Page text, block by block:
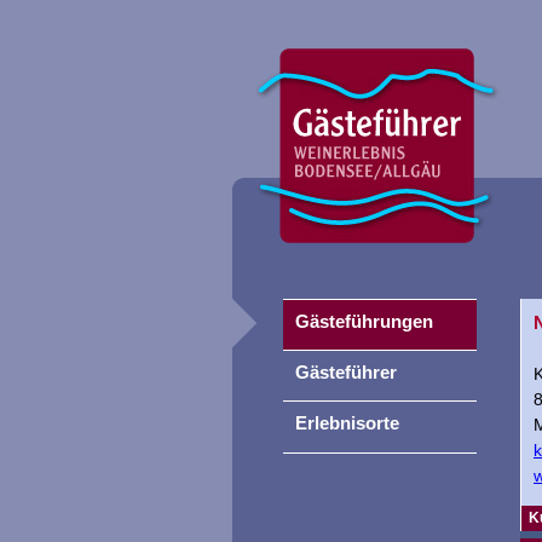
Gästeführungen
Gästeführer
Erlebnisorte